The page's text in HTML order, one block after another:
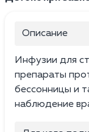
Описание
Инфузии для
препараты
бессонницы и
наблюдение